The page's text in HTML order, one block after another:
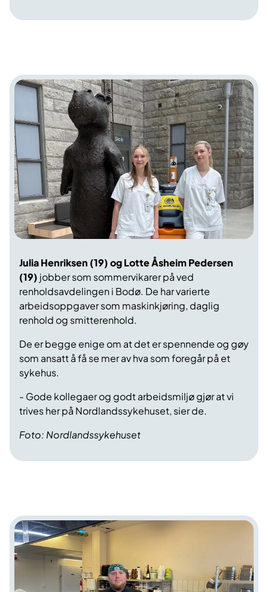
Foto: Nordlandssykehuset
Julia Henriksen (19) og Lotte Åsheim Pedersen
(19) jobber som sommervikarer på ved
renholdsavdelingen i Bodø. De har varierte
arbeidsoppgaver som maskinkjøring, daglig
renhold og smitterenhold.
De er begge enige om at det er spennende og gøy
som ansatt å få se mer av hva som foregår på et
sykehus.
- Gode kollegaer og godt arbeidsmiljø gjør at vi
trives her på Nordlandssykehuset, sier de.